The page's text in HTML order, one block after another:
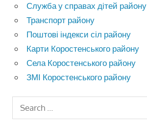
Служба у справах дітей району
Транспорт району
Поштові індекси сіл району
Карти Коростенського району
Села Коростенського району
ЗМІ Коростенського району